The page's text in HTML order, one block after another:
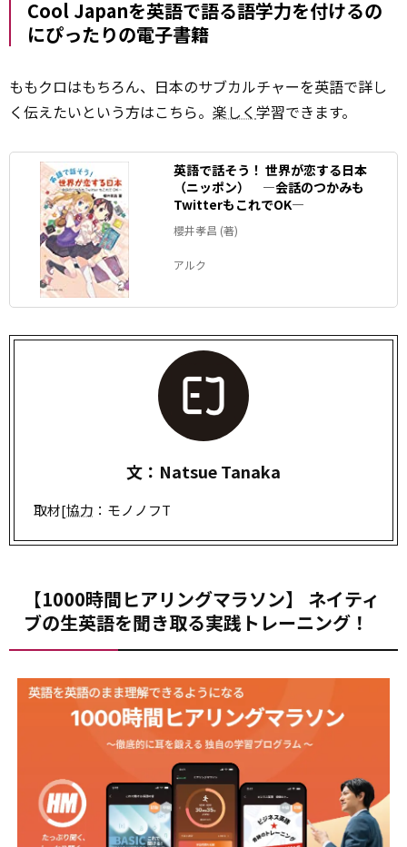
Cool Japanを英語で語る語学力を付けるの
にぴったりの電子書籍
ももクロはもちろん、日本のサブカルチャーを英語で詳し
く伝えたいという方はこちら。 楽しく 学習できます。
英語で話そう！ 世界が恋する日本
（ニッポン） ―会話のつかみも
TwitterもこれでOK―
櫻井孝昌 (著)
アルク
文：Natsue Tanaka
取材[協力 ：モノノフT
【1000時間ヒアリングマラソン】 ネイティ
ブの生英語を聞き取る実践トレーニング！